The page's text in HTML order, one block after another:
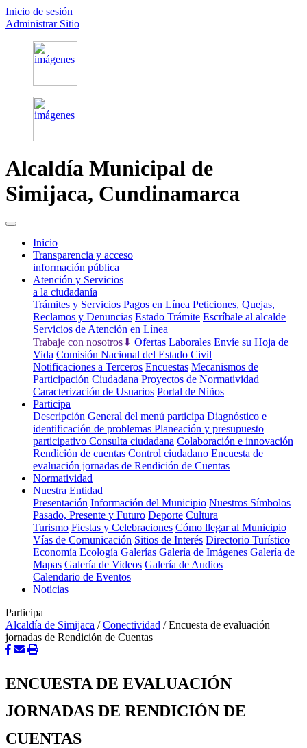
Inicio de sesión
Administrar Sitio
Alcaldía Municipal de
Simijaca, Cundinamarca
Inicio(current)
Transparencia y acceso
información pública
Atención y Servicios
a la ciudadanía
Trámites y Servicios Pagos en Línea Peticiones, Quejas,
Reclamos y Denuncias Estado Trámite Escríbale al alcalde
Servicios de Atención en Línea
Trabaje con nosotros⬇ Ofertas Laborales Envíe su Hoja de
Vida Comisión Nacional del Estado Civil
Notificaciones a Terceros Encuestas Mecanismos de
Participación Ciudadana Proyectos de Normatividad
Caracterización de Usuarios Portal de Niños
Participa
Descripción General del menú participa Diagnóstico e
identificación de problemas Planeación y presupuesto
participativo Consulta ciudadana Colaboración e innovación
Rendición de cuentas Control ciudadano Encuesta de
evaluación jornadas de Rendición de Cuentas
Normatividad
Nuestra Entidad
Presentación Información del Municipio Nuestros Símbolos
Pasado, Presente y Futuro Deporte Cultura
Turismo Fiestas y Celebraciones Cómo llegar al Municipio
Vías de Comunicación Sitios de Interés Directorio Turístico
Economía Ecología Galerías Galería de Imágenes Galería de
Mapas Galería de Videos Galería de Audios
Calendario de Eventos
Noticias
Participa
Alcaldía de Simijaca /Conectividad /Encuesta de evaluación
jornadas de Rendición de Cuentas
ENCUESTA DE EVALUACIÓN
JORNADAS DE RENDICIÓN DE
CUENTAS